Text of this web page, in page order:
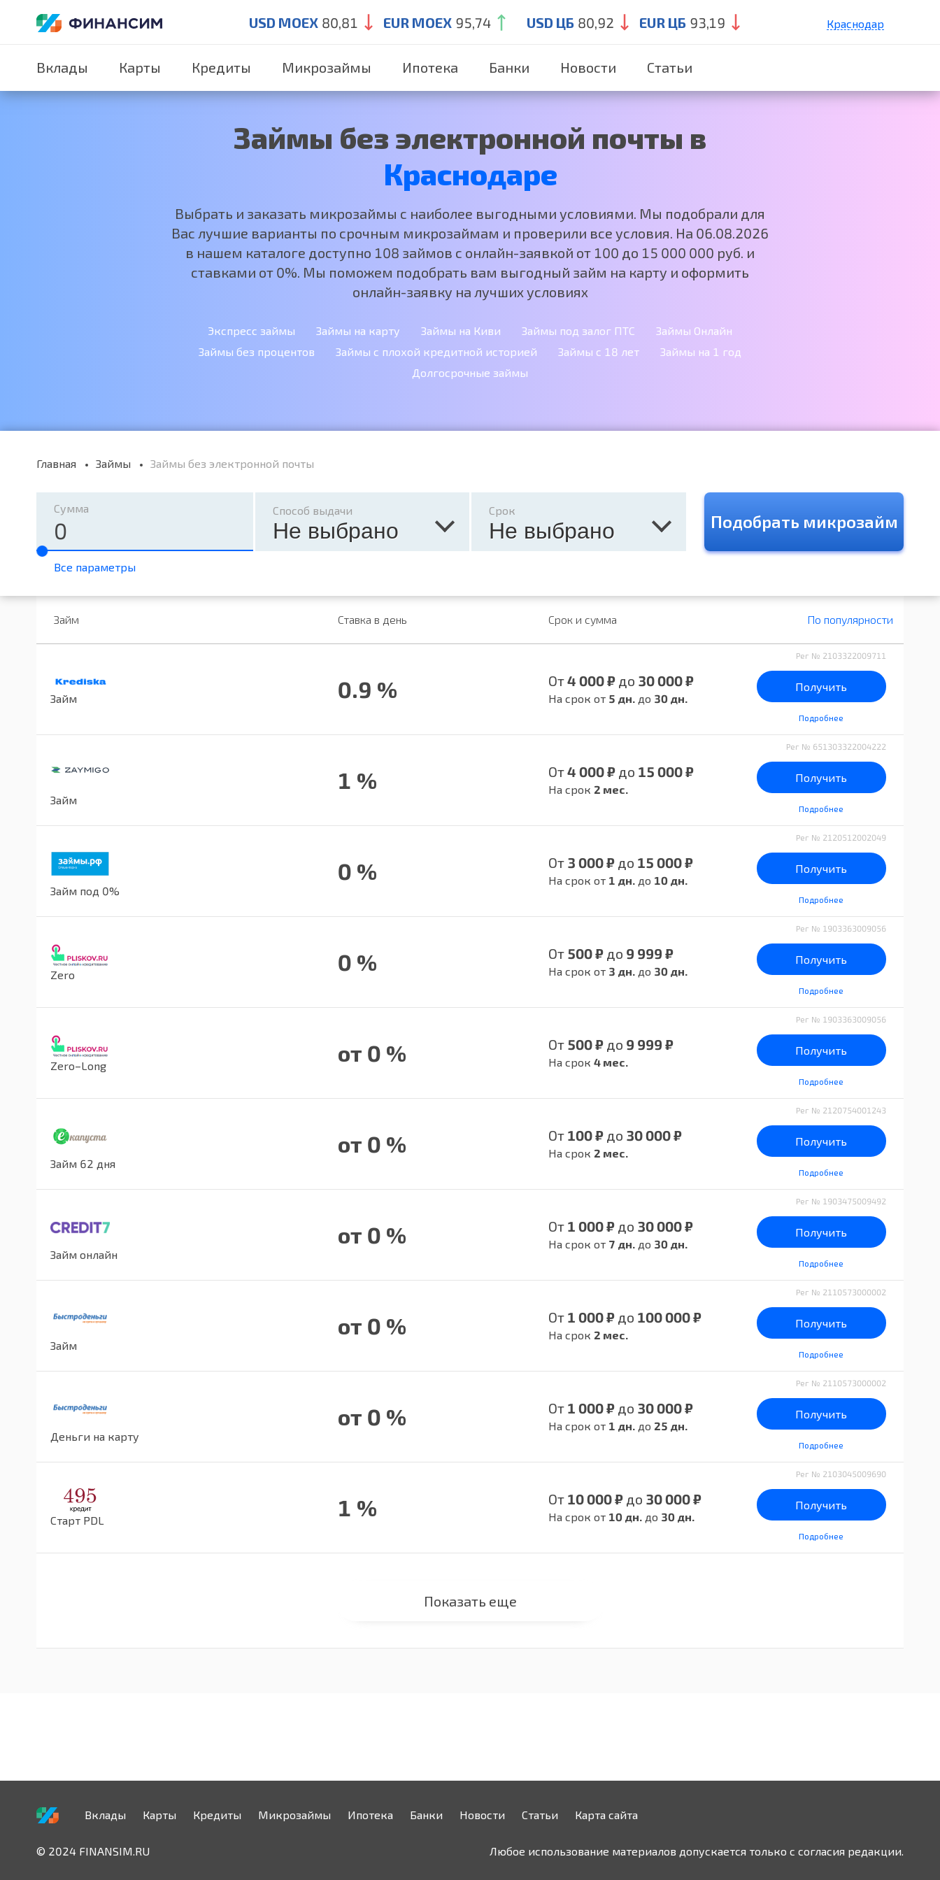
USD MOEX 80,81 EUR MOEX 95,74 USD ЦБ 80,92 EUR ЦБ 93,19 Краснодар
Нижний Новгород
Вклады Карты Кредиты Микрозаймы Ипотека Банки Новости Статьи
Займы без электронной почты в
Краснодаре
Выбрать и заказать микрозаймы с наиболее выгодными условиями. Мы подобрали для
Вас лучшие варианты по срочным микрозаймам и проверили все условия. На 06.08.2026
в нашем каталоге доступно 108 займов с онлайн-заявкой от 100 до 15 000 000 руб. и
ставками от 0%. Мы поможем подобрать вам выгодный займ на карту и оформить
онлайн-заявку на лучших условиях
Экспресс займы Займы на карту Займы на Киви Займы под залог ПТС
Займы Онлайн
Займы без процентов
Займы с плохой кредитной историей Займы с 18 лет
Займы на 1 год
Долгосрочные займы
Главная Займы Займы без электронной почты
Сумма Способ выдачи
Не выбрано
Срок
Не выбрано Подобрать микрозайм
Все параметры
Займ Ставка в день Срок и сумма По популярности
Займ 0.9 % От4 000 ₽ до 30 000 ₽
На срок от 5 дн. до 30 дн.
Рег № 2103322009711
Получить
Подробнее
Займ
1 % От4 000 ₽ до 15 000 ₽
На срок 2 мес.
Рег № 651303322004222
Получить
Подробнее
Займ под 0%
0 % От 3 000 ₽ до 15 000 ₽
На срок от 1 дн. до 10 дн.
Рег № 2120512002049
Получить
Подробнее
Zero 0 % От 500 ₽ до 9 999 ₽
На срок от 3 дн. до 30 дн.
Рег № 1903363009056
Получить
Подробнее
Zero–Long от 0 % От 500 ₽ до 9 999 ₽
На срок4 мес.
Рег № 1903363009056
Получить
Подробнее
Займ 62 дня
от 0 % От 100 ₽ до 30 000 ₽
На срок 2 мес.
Рег № 2120754001243
Получить
Подробнее
Займ онлайн
от 0 % От 1 000 ₽ до 30 000 ₽
На срок от 7 дн. до 30 дн.
Рег № 1903475009492
Получить
Подробнее
Займ
от 0 % От 1 000 ₽ до 100 000 ₽
На срок 2 мес.
Рег № 2110573000002
Получить
Подробнее
Деньги на карту
от 0 % От 1 000 ₽ до 30 000 ₽
На срок от 1 дн. до 25 дн.
Рег № 2110573000002
Получить
Подробнее
Старт PDL 1 % От 10 000 ₽ до 30 000 ₽
На срок от 10 дн. до 30 дн.
Рег № 2103045009690
Получить
Подробнее
Показать еще
Вклады Карты Кредиты Микрозаймы Ипотека Банки Новости Статьи Карта сайта
© 2024 FINANSIM.RU Любое использование материалов допускается только с согласия редакции.